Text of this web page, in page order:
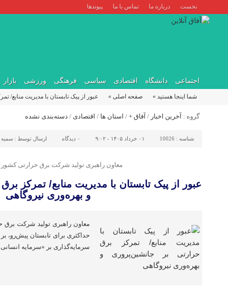
نخست درباره ما تماس با ما پیوندها
اجتماعی دانشگاه اقتصادی سیاسی فرهنگی ورزشی بازار
شما اینجا هستید » صفحه اصلی » عبور از پیک تابستان با مدیریت منابع/
گروه : آخرین اخبار / آفاق + / استان ها / اقتصادی / دسته‌بندی نشده
شناسه : 10026 ۰۱ خرداد ۱۴۰۵ - ۹:۰۲ ۰ دیدگاه ارسال توسط : سمیه
معاون راهبری تولید شرکت برق حرارتی کشور
عبور از پیک تابستان با مدیریت منابع/ تمرکز
و بهره‌وری نیروگاهی
معاون راهبری تولید شرکت برق
حداکثری برای تابستان پیش‌رو،
سرمایه‌گذاری بر «سرمایه